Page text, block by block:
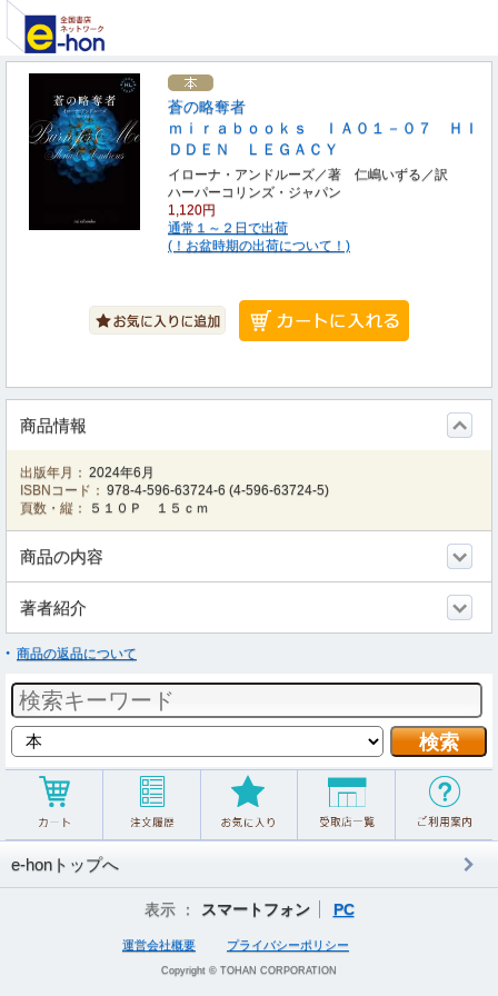
蒼の略奪者
ｍｉｒａｂｏｏｋｓ ＩＡ０１－０７ ＨＩ
ＤＤＥＮ ＬＥＧＡＣＹ
イローナ・アンドルーズ／著 仁嶋いずる／訳
ハーパーコリンズ・ジャパン
1,120円
通常１～２日で出荷
(！お盆時期の出荷について！)
商品情報
出版年月： 2024年6月
ISBNコード： 978-4-596-63724-6 (4-596-63724-5)
頁数・縦：
５１０Ｐ １５ｃｍ
商品の内容
著者紹介
商品の返品について
e-honトップへ
表示 ： スマートフォン PC
運営会社概要 プライバシーポリシー
Copyright © TOHAN CORPORATION